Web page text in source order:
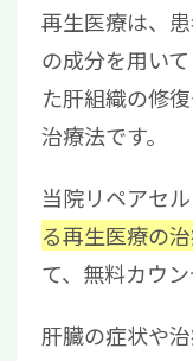
再生医療は、
の成分を用い
た肝組織の修
治療法です。
当院リペアセ
る再生医療の
て、無料カウ
肝臓の症状や